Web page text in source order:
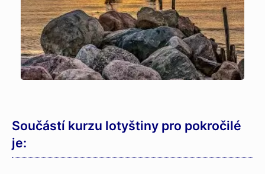
Součástí kurzu lotyštiny pro pokročilé
je: